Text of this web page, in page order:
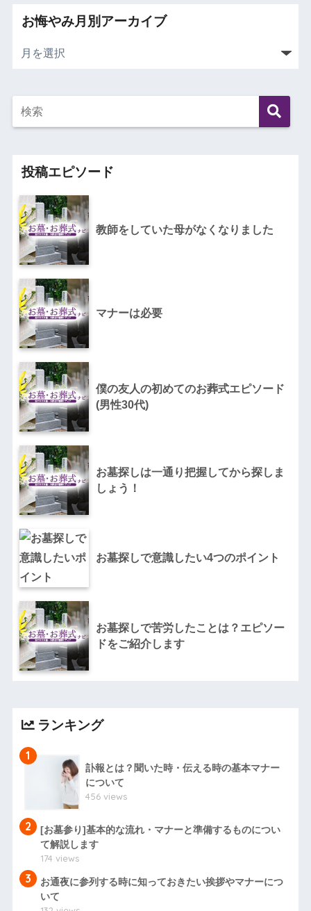
お悔やみ月別アーカイブ
投稿エピソード
教師をしていた母がなくなりました
マナーは必要
僕の友人の初めてのお葬式エピソード
(男性30代)
お墓探しは一通り把握してから探しま
しょう！
お墓探しで意識したい4つのポイント
お墓探しで苦労したことは？エピソー
ドをご紹介します
ランキング
1
訃報とは？聞いた時・伝える時の基本マナー
について
456 views
2
[お墓参り]基本的な流れ・マナーと準備するものについ
て解説します
174 views
3
お通夜に参列する時に知っておきたい挨拶やマナーにつ
いて